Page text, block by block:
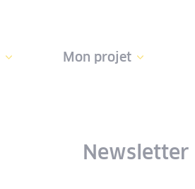
Mon projet
Newsletter